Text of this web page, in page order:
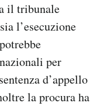
il tribunale
l’esecuzione
per
d’appello
la procura ha